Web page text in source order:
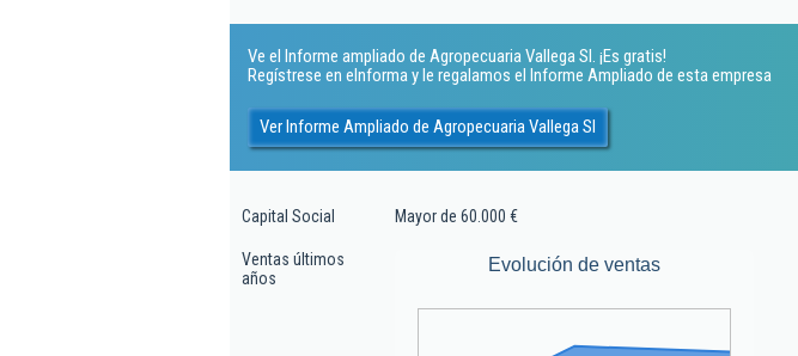
Ve el Informe ampliado de Agropecuaria Vallega Sl. ¡Es gratis!
Regístrese en eInforma y le regalamos el Informe Ampliado de esta empresa
Ver Informe Ampliado de Agropecuaria Vallega Sl
Capital Social Mayor de 60.000 €
Ventas últimos
años
Evolución de ventas